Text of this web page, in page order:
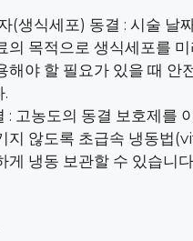
(생식세포) 동결 : 시술 날
의 목적으로 생식세포를
해야 할 필요가 있을 때 안
.
: 고농도의 동결 보호제를
지 않도록 초급속 냉동법
게 냉동 보관할 수 있습니